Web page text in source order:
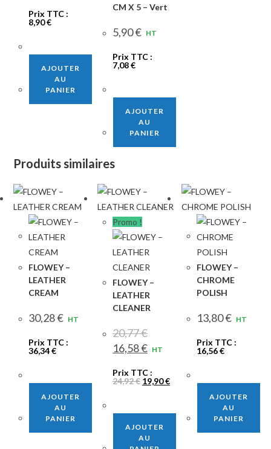
Prix TTC :
8,90€
AJOUTER
AU
PANIER
CM X 5 – Vert
5,90€ HT
Prix TTC :
7,08€
AJOUTER
AU
PANIER
Produits similaires
FLOWEY –
LEATHER
CREAM
30,28€ HT
Prix TTC :
36,34€
AJOUTER
AU
PANIER
Promo !
FLOWEY –
LEATHER
CLEANER
20,77€
Le
prix
était :
20,77 €.
16,58€Le
prix
est :
16,58 €.
HT
Prix TTC :
24,92€ Le
prix
24,92 €.
19,90€Le
prix
19,90 €.
AJOUTER
AU
FLOWEY –
CHROME
POLISH
13,80€ HT
Prix TTC :
16,56€
AJOUTER
AU
PANIER